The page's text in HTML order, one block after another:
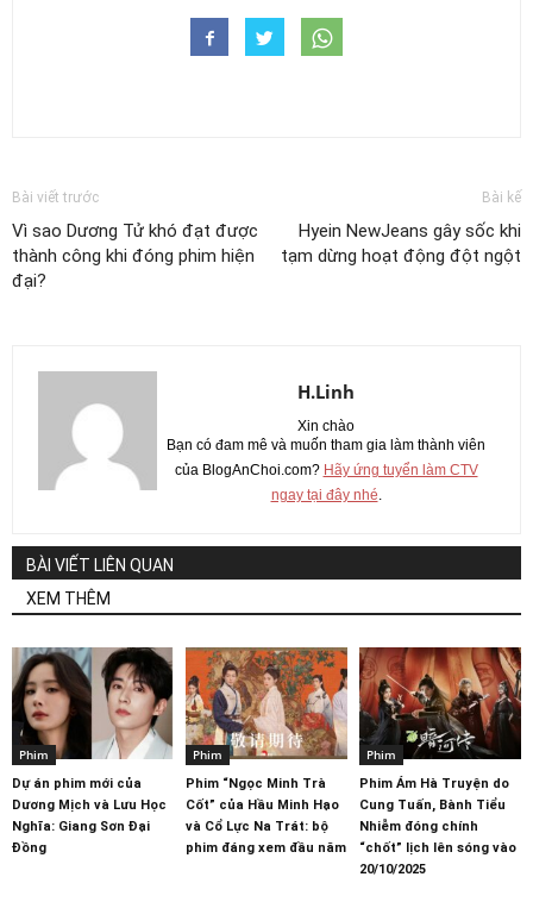
Bài viết trước
Vì sao Dương Tử khó đạt được
thành công khi đóng phim hiện
đại?
Bài kế
Hyein NewJeans gây sốc khi
tạm dừng hoạt động đột ngột
H.Linh
Xin chào
Bạn có đam mê và muốn tham gia làm thành viên
của BlogAnChoi.com? Hãy ứng tuyển làm CTV
ngay tại đây nhé
BÀI VIẾT LIÊN QUAN
XEM THÊM
Phim
Dự án phim mới của
Dương Mịch và Lưu Học
Nghĩa: Giang Sơn Đại
Đồng
Phim
Phim “Ngọc Minh Trà
Cốt” của Hầu Minh Hạo
và Cổ Lực Na Trát: bộ
phim đáng xem đầu năm
Phim
Phim Ám Hà Truyện do
Cung Tuấn, Bành Tiểu
Nhiễm đóng chính
“chốt” lịch lên sóng vào
20/10/2025